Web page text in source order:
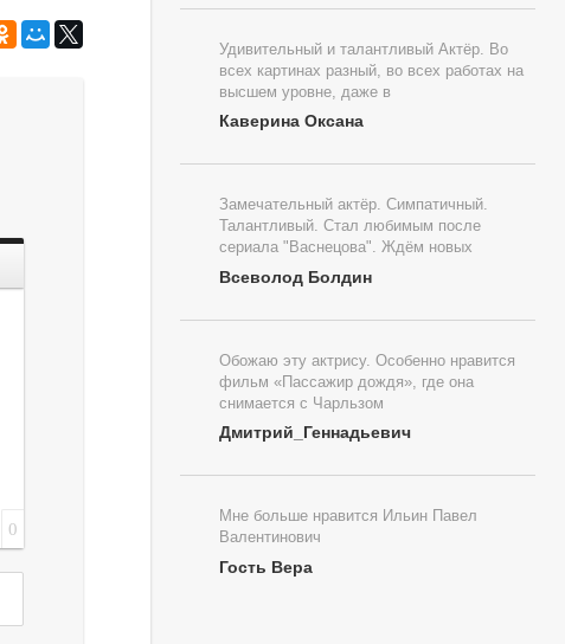
0
Удивительный и талантливый Актёр. Во
всех картинах разный, во всех работах на
высшем уровне, даже в
Каверина Оксана
Замечательный актёр. Симпатичный.
Талантливый. Стал любимым после
сериала "Васнецова". Ждём новых
Всеволод Болдин
Обожаю эту актрису. Особенно нравится
фильм «Пассажир дождя», где она
снимается с Чарльзом
Дмитрий_Геннадьевич
Мне больше нравится Ильин Павел
Валентинович
Гость Вера